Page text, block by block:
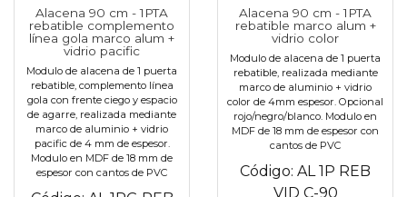
Alacena 90 cm - 1PTA
rebatible complemento
línea gola marco alum +
vidrio pacific
Modulo de alacena de 1 puerta
rebatible, complemento línea
gola con frente ciego y espacio
de agarre, realizada mediante
marco de aluminio + vidrio
pacific de 4 mm de espesor.
Modulo en MDF de 18 mm de
espesor con cantos de PVC
Alacena 90 cm - 1PTA
rebatible marco alum +
vidrio color
Modulo de alacena de 1 puerta
rebatible, realizada mediante
marco de aluminio + vidrio
color de 4mm espesor. Opcional
rojo/negro/blanco. Modulo en
MDF de 18 mm de espesor con
cantos de PVC
Código: AL 1P REB
VID C-90